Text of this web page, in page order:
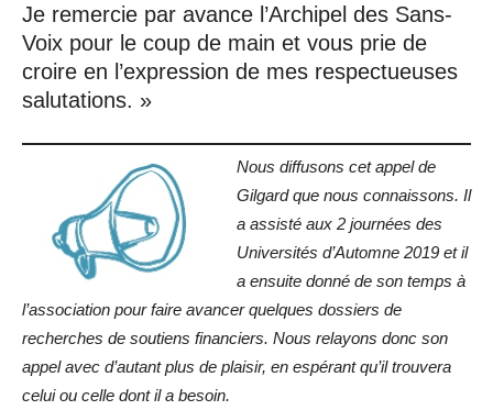
Je remercie par avance l’Archipel des Sans-
Voix pour le coup de main et vous prie de
croire en l’expression de mes respectueuses
salutations. »
Nous diffusons cet appel de
Gilgard que nous connaissons. Il
a assisté aux 2 journées des
Universités d’Automne 2019 et il
a ensuite donné de son temps à
l’association pour faire avancer quelques dossiers de
recherches de soutiens financiers. Nous relayons donc son
appel avec d’autant plus de plaisir, en espérant qu’il trouvera
celui ou celle dont il a besoin.